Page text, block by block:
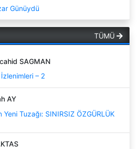
Günüydü
TÜMÜ
SAGMAN
– 2
AY
Yeni Tuzağı: SINIRSIZ ÖZGÜRLÜK